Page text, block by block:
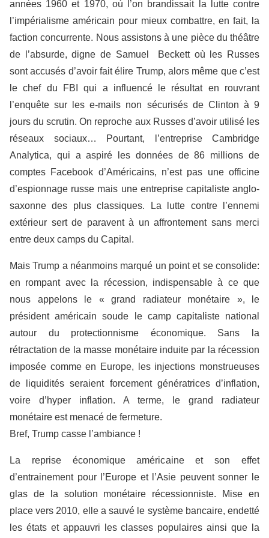
années 1960 et 1970, où l’on brandissait la lutte contre
l’impérialisme américain pour mieux combattre, en fait, la
faction concurrente. Nous assistons à une pièce du théâtre
de l’absurde, digne de Samuel Beckett où les Russes
sont accusés d’avoir fait élire Trump, alors même que c’est
le chef du FBI qui a influencé le résultat en rouvrant
l’enquête sur les e-mails non sécurisés de Clinton à 9
jours du scrutin. On reproche aux Russes d’avoir utilisé les
réseaux sociaux… Pourtant, l’entreprise Cambridge
Analytica, qui a aspiré les données de 86 millions de
comptes Facebook d’Américains, n’est pas une officine
d’espionnage russe mais une entreprise capitaliste anglo-
saxonne des plus classiques. La lutte contre l’ennemi
extérieur sert de paravent à un affrontement sans merci
entre deux camps du Capital.
Mais Trump a néanmoins marqué un point et se consolide:
en rompant avec la récession, indispensable à ce que
nous appelons le « grand radiateur monétaire », le
président américain soude le camp capitaliste national
autour du protectionnisme économique. Sans la
rétractation de la masse monétaire induite par la récession
imposée comme en Europe, les injections monstrueuses
de liquidités seraient forcement génératrices d’inflation,
voire d’hyper inflation. A terme, le grand radiateur
monétaire est menacé de fermeture.
Bref, Trump casse l’ambiance !
La reprise économique américaine et son effet
d’entrainement pour l’Europe et l’Asie peuvent sonner le
glas de la solution monétaire récessionniste. Mise en
place vers 2010, elle a sauvé le système bancaire, endetté
les états et appauvri les classes populaires ainsi que la